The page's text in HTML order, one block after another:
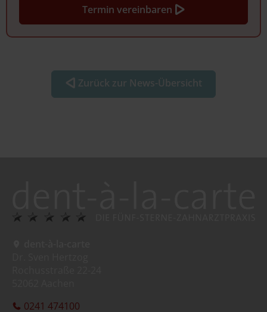
Termin vereinbaren
Zurück zur News-Übersicht
0241 474100